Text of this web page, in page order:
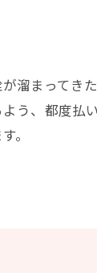
が溜まって
う、都度払
。